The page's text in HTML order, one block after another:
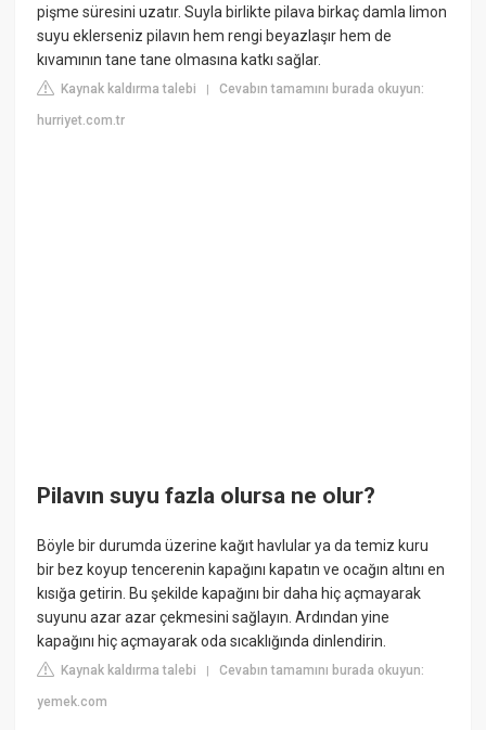
pişme süresini uzatır. Suyla birlikte pilava birkaç damla limon
suyu eklerseniz pilavın hem rengi beyazlaşır hem de
kıvamının tane tane olmasına katkı sağlar.
Kaynak kaldırma talebi |Cevabın tamamını burada okuyun:
hurriyet.com.tr
Pilavın suyu fazla olursa ne olur?
Böyle bir durumda üzerine kağıt havlular ya da temiz kuru
bir bez koyup tencerenin kapağını kapatın ve ocağın altını en
kısığa getirin. Bu şekilde kapağını bir daha hiç açmayarak
suyunu azar azar çekmesini sağlayın. Ardından yine
kapağını hiç açmayarak oda sıcaklığında dinlendirin.
Kaynak kaldırma talebi |Cevabın tamamını burada okuyun:
yemek.com